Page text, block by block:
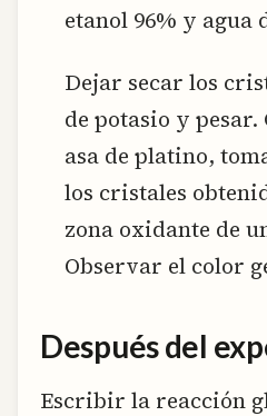
etanol 96% y agua
Dejar secar los
de potasio y
asa de platino,
los cristales
zona oxidante de
Observar el color
Después del
Escribir la reacción